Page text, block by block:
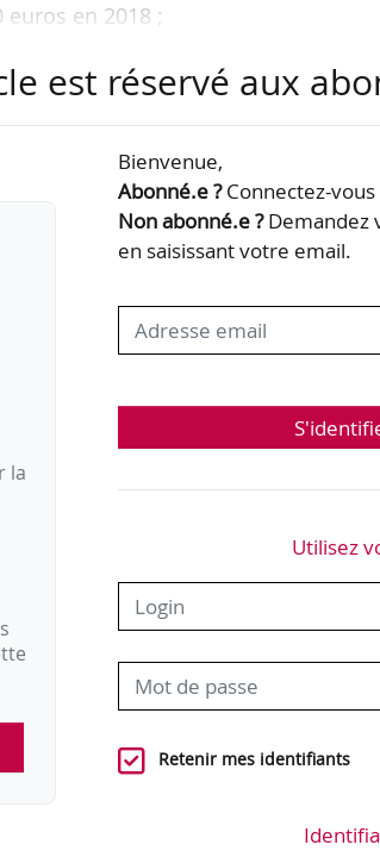
euros en 2018 ;
des niveaux de salaire,
partie individuelle et associée aux
est réservé aux
la
Bienvenue,
Abonné.e ?Connectez-
Non abonné.e ?Demandez
en saisissant votre email.
Utilisez
Retenir mes identifiants